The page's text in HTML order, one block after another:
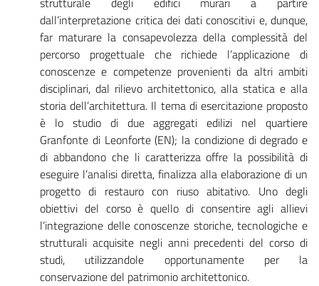
dall’interpretazione critica dei dati conoscitivi e, dunque,
far maturare la consapevolezza della complessità del
percorso progettuale che richiede l’applicazione di
conoscenze e competenze provenienti da altri ambiti
disciplinari, dal rilievo architettonico, alla statica e alla
storia dell’architettura. Il tema di esercitazione proposto
è lo studio di due aggregati edilizi nel quartiere
Granfonte di Leonforte (EN); la condizione di degrado e
di abbandono che li caratterizza offre la possibilità di
eseguire l’analisi diretta, finalizza alla elaborazione di un
progetto di restauro con riuso abitativo. Uno degli
obiettivi del corso è quello di consentire agli allievi
l’integrazione delle conoscenze storiche, tecnologiche e
strutturali acquisite negli anni precedenti del corso di
studi, utilizzandole opportunamente per la
conservazione del patrimonio architettonico.